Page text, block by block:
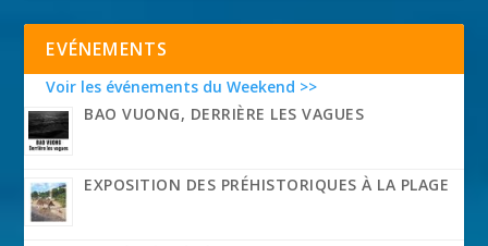
EVÉNEMENTS
Voir les événements du Weekend >>
BAO VUONG, DERRIÈRE LES VAGUES
EXPOSITION DES PRÉHISTORIQUES À LA PLAGE